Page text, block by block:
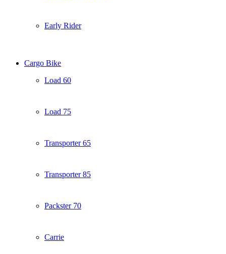
Early Rider
Cargo Bike
Load 60
Load 75
Transporter 65
Transporter 85
Packster 70
Carrie